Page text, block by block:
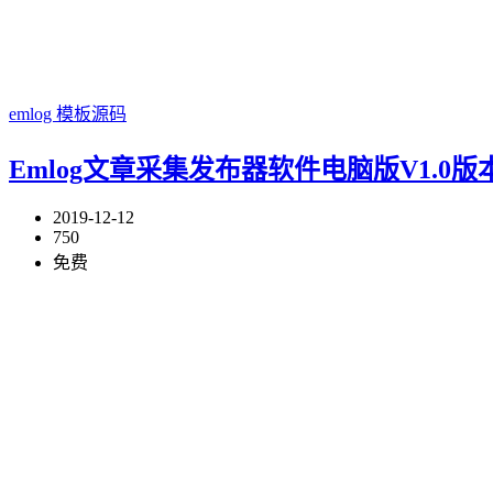
emlog 模板源码
Emlog文章采集发布器软件电脑版V1.0版
2019-12-12
750
免费